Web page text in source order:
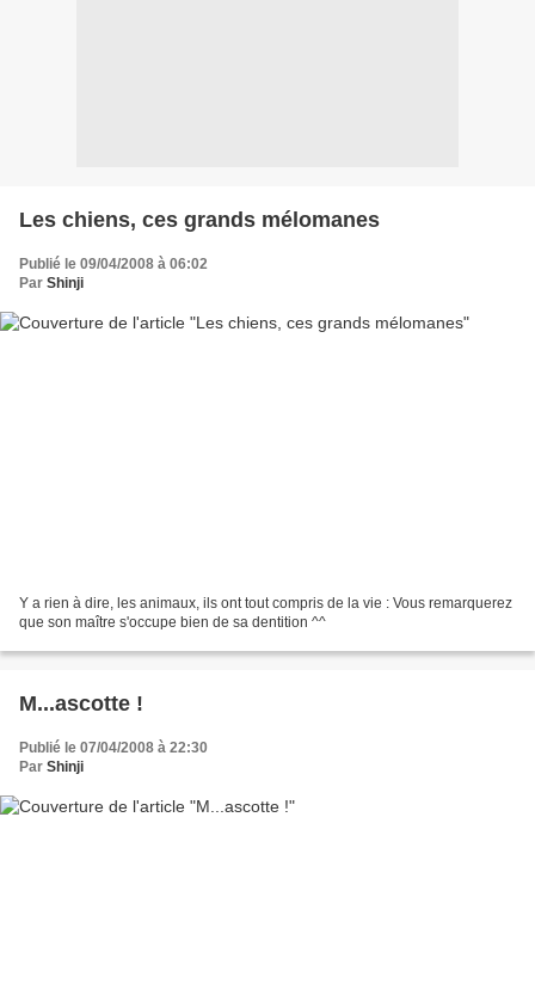
Les chiens, ces grands mélomanes
Publié le 09/04/2008 à 06:02
Par Shinji
Y a rien à dire, les animaux, ils ont tout compris de la vie : Vous remarquerez
que son maître s'occupe bien de sa dentition ^^
M...ascotte !
Publié le 07/04/2008 à 22:30
Par Shinji